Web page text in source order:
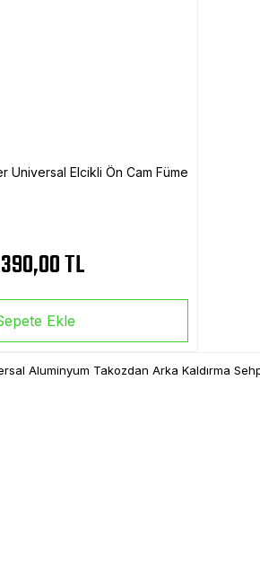
Universal Elcikli Ön Cam Füme
TL
Ekle